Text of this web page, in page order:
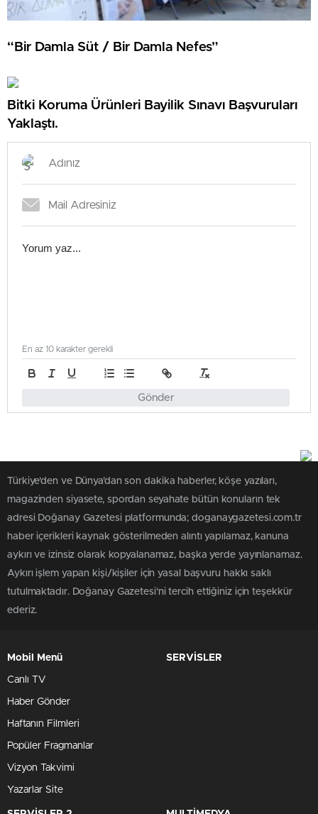
“Bir Damla Süt / Bir Damla Nefes”
Bitki Koruma Ürünleri Bayilik Sınavı Başvuruları
Yaklaştı.
Gönder
En az 10 karakter gerekli
Türkiye'den ve Dünya’dan son dakika haberler, köşe yazıları,
magazinden siyasete, spordan seyahate bütün konuların tek
adresi Doğanay Gazetesi platformunda; doganaygazetesi.com.tr
haber içerikleri kaynak gösterilmeden alıntı yapılamaz, kanuna
aykırı ve izinsiz olarak kopyalanamaz, başka yerde yayınlanamaz.
Aykırı işlem yapan kişi/kişiler için yasal başvuru hakkı saklı
tutulmaktadır. Doğanay Gazetesi'ni tercih ettiğiniz için teşekkür
ederiz.
Mobil Menü
Canlı TV
Haber Gönder
Haftanın Filmleri
Popüler Fragmanlar
Vizyon Takvimi
Yazarlar Site
SERVİSLER